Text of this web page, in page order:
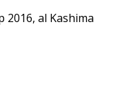
2016, al Kashima